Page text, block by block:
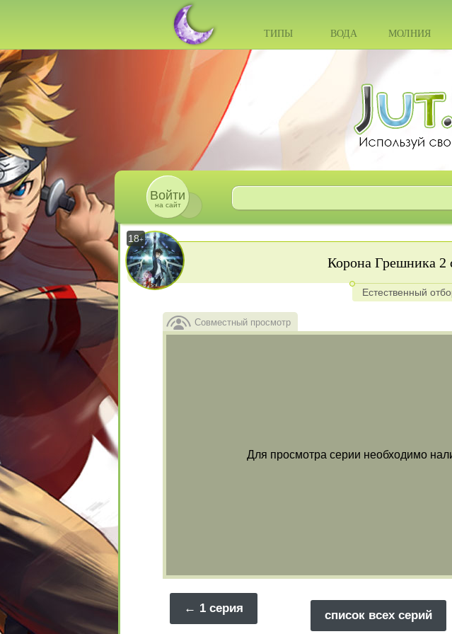
ТИПЫ ВОДА МОЛНИЯ
Войти
на сайт
18+
Корона Грешника 2
Естественный
Совместный просмотр
Для просмотра серии необходимо
1 серия
список всех серий